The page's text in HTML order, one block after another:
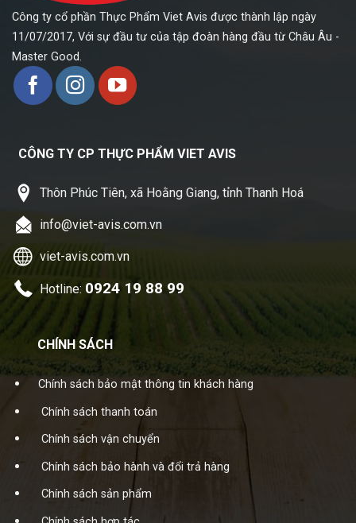
Công ty cổ phần Thực Phẩm Viet Avis được thành lập ngày
11/07/2017, Với sự đầu tư của tập đoàn hàng đầu từ Châu Âu -
Master Good.
CÔNG TY CP THỰC PHẨM VIET AVIS
Thôn Phúc Tiên, xã Hoằng Giang, tỉnh Thanh Hoá
info@viet-avis.com.vn
viet-avis.com.vn
Hotline: 0924 19 88 99
CHÍNH SÁCH
Chính sách bảo mật thông tin khách hàng
Chính sách thanh toán
Chính sách vận chuyển
Chính sách bảo hành và đổi trả hàng
Chính sách sản phẩm